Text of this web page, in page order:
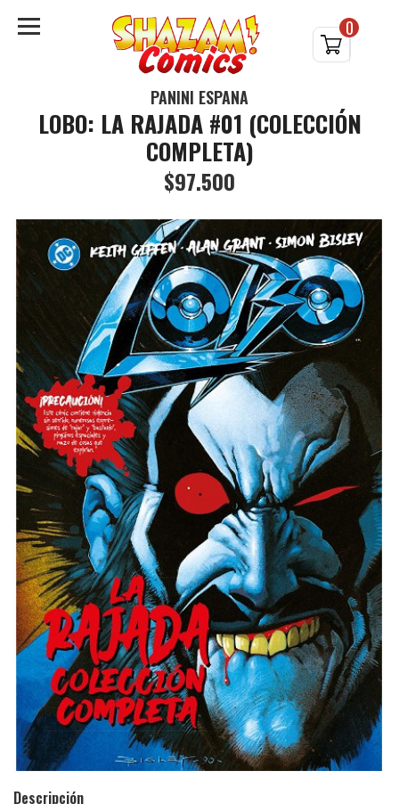
0
PANINI ESPAÑA
LOBO: LA RAJADA #01 (COLECCIÓN
COMPLETA)
$97.500
Descripción